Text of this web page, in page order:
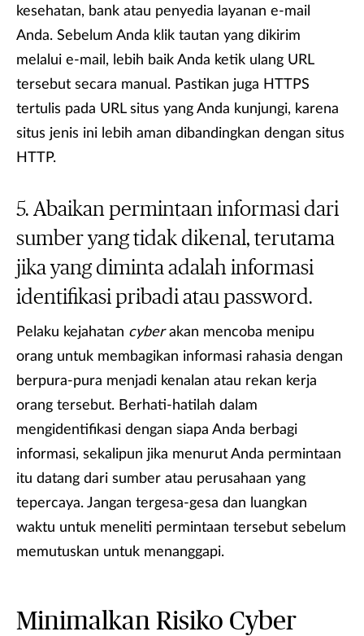
kesehatan, bank atau penyedia layanan e-mail
Anda. Sebelum Anda klik tautan yang dikirim
melalui e-mail, lebih baik Anda ketik ulang URL
tersebut secara manual. Pastikan juga HTTPS
tertulis pada URL situs yang Anda kunjungi, karena
situs jenis ini lebih aman dibandingkan dengan situs
HTTP.
Abaikan permintaan informasi dari
sumber yang tidak dikenal, terutama
jika yang diminta adalah informasi
identifikasi pribadi atau password.
Pelaku kejahatan cyberakan mencoba menipu
orang untuk membagikan informasi rahasia dengan
berpura-pura menjadi kenalan atau rekan kerja
orang tersebut. Berhati-hatilah dalam
mengidentifikasi dengan siapa Anda berbagi
informasi, sekalipun jika menurut Anda permintaan
itu datang dari sumber atau perusahaan yang
tepercaya. Jangan tergesa-gesa dan luangkan
waktu untuk meneliti permintaan tersebut sebelum
memutuskan untuk menanggapi.
Minimalkan Risiko Cyber